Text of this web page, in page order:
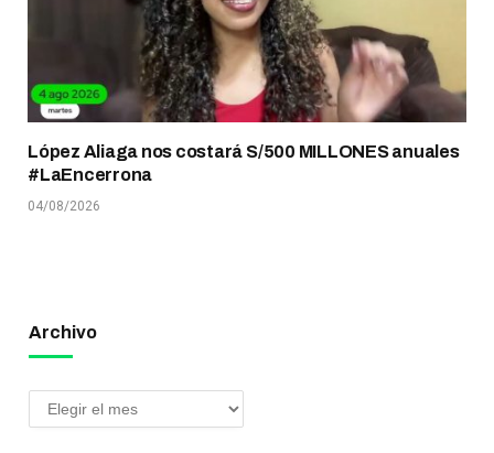
López Aliaga nos costará S/500 MILLONES anuales
#LaEncerrona
04/08/2026
Archivo